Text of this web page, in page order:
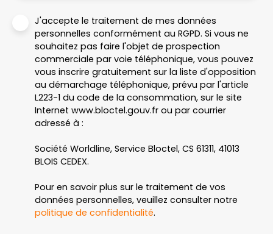
J'accepte le traitement de mes données
personnelles conformément au RGPD. Si vous ne
souhaitez pas faire l'objet de prospection
commerciale par voie téléphonique, vous pouvez
vous inscrire gratuitement sur la liste d'opposition
au démarchage téléphonique, prévu par l'article
L223-1 du code de la consommation, sur le site
Internet www.bloctel.gouv.fr ou par courrier
adressé à :
Société Worldline, Service Bloctel, CS 61311, 41013
BLOIS CEDEX.
Pour en savoir plus sur le traitement de vos
données personnelles, veuillez consulter notre
politique de confidentialité.